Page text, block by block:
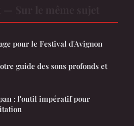
pour le Festival d'Avignon
guide des sons profonds et
: l'outil impératif pour